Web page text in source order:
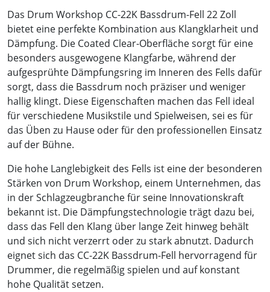
Das Drum Workshop CC-22K Bassdrum-Fell 22 Zoll
bietet eine perfekte Kombination aus Klangklarheit und
Dämpfung. Die Coated Clear-Oberfläche sorgt für eine
besonders ausgewogene Klangfarbe, während der
aufgesprühte Dämpfungsring im Inneren des Fells dafür
sorgt, dass die Bassdrum noch präziser und weniger
hallig klingt. Diese Eigenschaften machen das Fell ideal
für verschiedene Musikstile und Spielweisen, sei es für
das Üben zu Hause oder für den professionellen Einsatz
auf der Bühne.
Die hohe Langlebigkeit des Fells ist eine der besonderen
Stärken von Drum Workshop, einem Unternehmen, das
in der Schlagzeugbranche für seine Innovationskraft
bekannt ist. Die Dämpfungstechnologie trägt dazu bei,
dass das Fell den Klang über lange Zeit hinweg behält
und sich nicht verzerrt oder zu stark abnutzt. Dadurch
eignet sich das CC-22K Bassdrum-Fell hervorragend für
Drummer, die regelmäßig spielen und auf konstant
hohe Qualität setzen.